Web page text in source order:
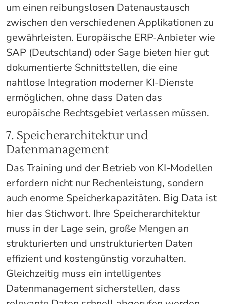
um einen reibungslosen Datenaustausch
zwischen den verschiedenen Applikationen zu
gewährleisten. Europäische ERP-Anbieter wie
SAP (Deutschland) oder Sage bieten hier gut
dokumentierte Schnittstellen, die eine
nahtlose Integration moderner KI-Dienste
ermöglichen, ohne dass Daten das
europäische Rechtsgebiet verlassen müssen.
7. Speicherarchitektur und
Datenmanagement
Das Training und der Betrieb von KI-Modellen
erfordern nicht nur Rechenleistung, sondern
auch enorme Speicherkapazitäten. Big Data ist
hier das Stichwort. Ihre Speicherarchitektur
muss in der Lage sein, große Mengen an
strukturierten und unstrukturierten Daten
effizient und kostengünstig vorzuhalten.
Gleichzeitig muss ein intelligentes
Datenmanagement sicherstellen, dass